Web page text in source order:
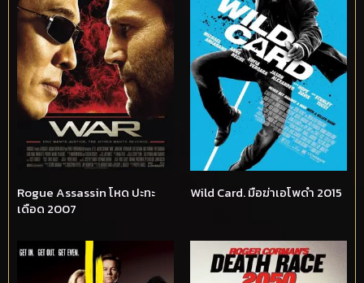
Rogue Assassin โหด ปะทะ
เดือด 2007
Wild Card. มือฆ่าเอโพดำ 2015